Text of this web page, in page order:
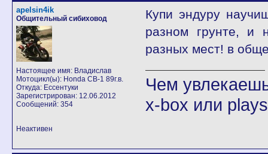
apelsin4ik
Общительный сибиховод
Настоящее имя: Владислав
Мотоцикл(ы): Honda CB-1 89г.в.
Откуда: Ессентуки
Зарегистрирован: 12.06.2012
Сообщений: 354
Купи эндуру
разном грунте, и
разных мест! в
Чем
x-box или
Неактивен